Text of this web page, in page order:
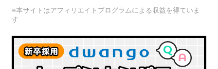
※本サイトはアフィリエイトプログラムによる収益を得ていま
す